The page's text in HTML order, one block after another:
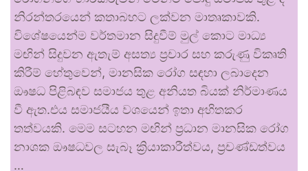
නිරන්තරයෙන් කතාබහට ලක්වන මාතෘකාවකි.
විශේෂයෙන්ම වර්තමාන සිදුවීම් මුල් කොට මාධ්‍ය
මඟින් සිදුවන ඇතැම් අසත්‍ය ප්‍රචාර සහ කරුණු විකෘති
කිරීම් හේතුවෙන්, මානසික රෝග සඳහා ලබාදෙන
ඖෂධ පිළිබඳව සමාජය තුළ අනියත බියක් නිර්මාණය
වී ඇත.එය සමාජයීය වශයෙන් ඉතා අහිතකර
තත්වයකි. මෙම සටහන මඟින් ප්‍රධාන මානසික රෝග
නාශක ඖෂධවල සැබෑ ක්‍රියාකාරීත්වය, ප්‍රචණ්ඩත්වය
…